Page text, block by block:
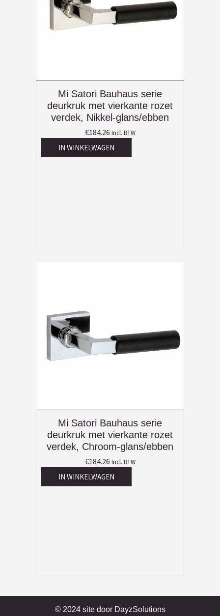
Mi Satori Bauhaus serie
deurkruk met vierkante rozet
verdek, Nikkel-glans/ebben
€184.26 Incl. BTW
IN WINKELWAGEN
Mi Satori Bauhaus serie
deurkruk met vierkante rozet
verdek, Chroom-glans/ebben
€184.26 Incl. BTW
IN WINKELWAGEN
© 2024 site door DayzSolutions